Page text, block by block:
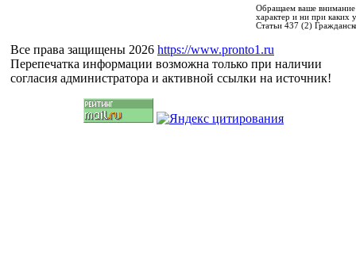
Обращаем ваше
характер и ни при каких
Статьи 437 (2)
Все права защищены 2026 https://www.pronto1.ru
Перепечатка информации возможна только при наличии
согласия администратора и активной ссылки на источник!